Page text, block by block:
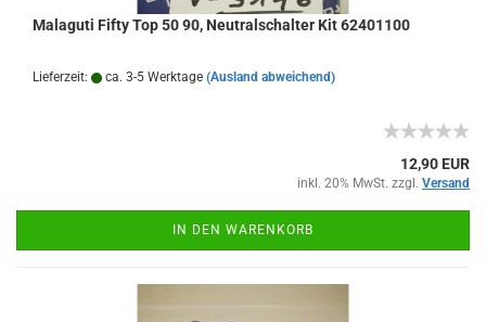
Malaguti Fifty Top 50 90, Neutralschalter Kit 62401100
Lieferzeit: ca. 3-5 Werktage (Ausland abweichend)
12,90 EUR
inkl. 20% MwSt. zzgl. Versand
IN DEN WARENKORB